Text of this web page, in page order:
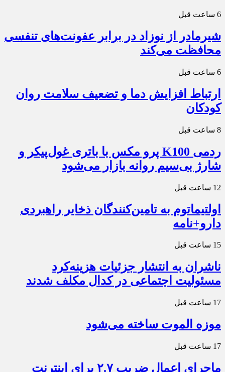
6 ساعت قبل
شیرمادر از نوزاد در برابر عفونت‌های تنفسی
محافظت می‌کند
6 ساعت قبل
ارتباط افزایش دما و تضعیف سلامت روان
کودکان
8 ساعت قبل
ردمی K100 پرو مکس با باتری غول‌پیکر و
شارژ بی‌سیم روانه بازار می‌شود
12 ساعت قبل
اولتیماتوم به تامین‌کنندگان ذخایر راهبردی
دارو+نامه
15 ساعت قبل
ناشران به انتشار جزئیات هزینه‌کرد
مسئولیت اجتماعی در کدال مکلف شدند
17 ساعت قبل
موزه الموت ساخته می‌شود
17 ساعت قبل
ماجرای اعمال ضریب ۲.۷ برای اینترنت